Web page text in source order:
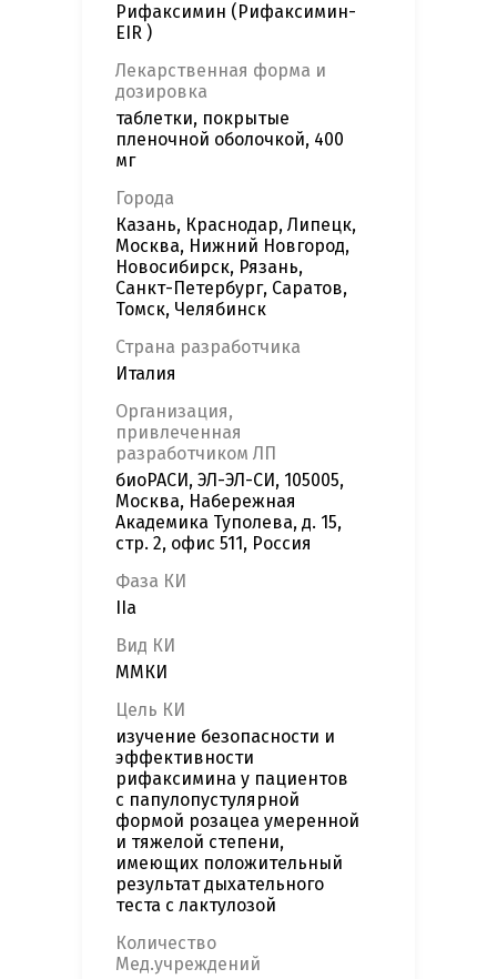
Рифаксимин (Рифаксимин-
EIR )
Лекарственная форма и
дозировка
таблетки, покрытые
пленочной оболочкой, 400
мг
Города
Казань, Краснодар, Липецк,
Москва, Нижний Новгород,
Новосибирск, Рязань,
Санкт-Петербург, Саратов,
Томск, Челябинск
Страна разработчика
Италия
Организация,
привлеченная
разработчиком ЛП
биоРАСИ, ЭЛ-ЭЛ-СИ, 105005,
Москва, Набережная
Академика Туполева, д. 15,
стр. 2, офис 511, Россия
Фаза КИ
IIa
Вид КИ
ММКИ
Цель КИ
изучение безопасности и
эффективности
рифаксимина у пациентов
с папулопустулярной
формой розацеа умеренной
и тяжелой степени,
имеющих положительный
результат дыхательного
теста с лактулозой
Количество
Мед.учреждений